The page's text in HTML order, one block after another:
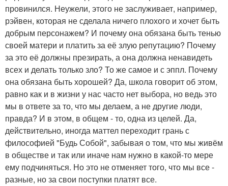
провинился. Неужели, этого не заслуживает, например,
рэйвен, которая не сделала ничего плохого и хочет быть
добрым персонажем? И почему она обязана быть тенью
своей матери и платить за её злую репутацию? Почему
за это её должны презирать, а она должна ненавидеть
всех и делать только зло? То же самое и с эппл. Почему
она обязана быть хорошей? Да, школа говорит об этом,
равно как и в жизни у нас часто нет выбора, но ведь это
мы в ответе за то, что мы делаем, а не другие люди,
правда? И в этом, в общем - то, одна из целей. Да,
действительно, иногда маттел переходит грань с
философией "Будь Собой", забывая о том, что мы живём
в обществе и так или иначе нам нужно в какой-то мере
ему подчиняться. Но это не отменяет того, что мы все -
разные, но за свои поступки платят все.